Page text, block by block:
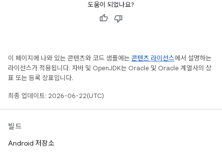
도움이 되었나요?
이 페이지에 나와 있는 콘텐츠와 코드 샘플에는 콘텐츠 라이선스에서 설명하는
라이선스가 적용됩니다. 자바 및 OpenJDK는 Oracle 및 Oracle 계열사의 상
표 또는 등록 상표입니다.
최종 업데이트: 2026-06-22(UTC)
빌드
Android 저장소